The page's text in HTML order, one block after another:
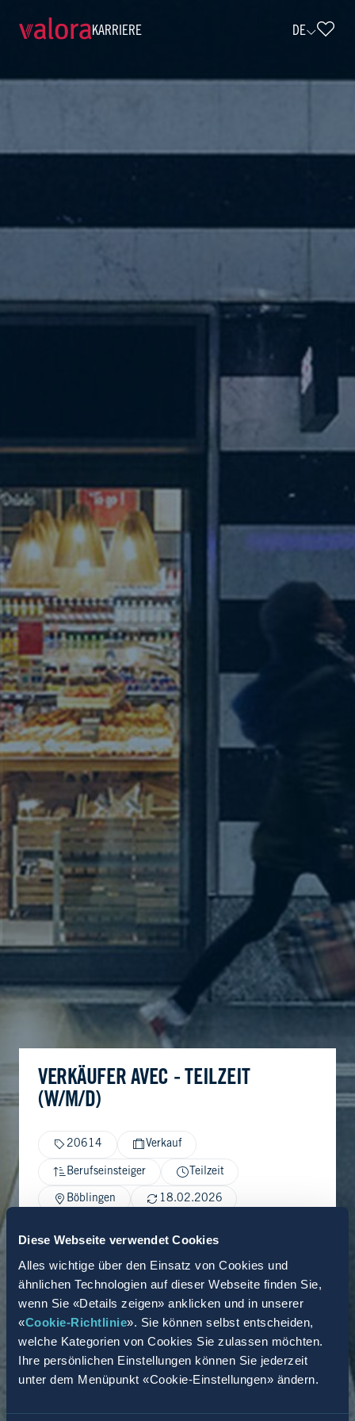
Diese Webseite verwendet Cookies
Alles wichtige über den Einsatz von Cookies und
ähnlichen Technologien auf dieser Webseite finden Sie,
wenn Sie «Details zeigen» anklicken und in unserer
«Cookie-Richtlinie». Sie können selbst entscheiden,
welche Kategorien von Cookies Sie zulassen möchten.
Ihre persönlichen Einstellungen können Sie jederzeit
unter dem Menüpunkt «Cookie-Einstellungen» ändern.
KARRIERE DE
Verkäufer avec - Teilzeit (w/m/d) •
VERKÄUFER AVEC - TEILZEIT
(W/M/D)
20614 Verkauf
Berufseinsteiger Teilzeit
Böblingen 18.02.2026